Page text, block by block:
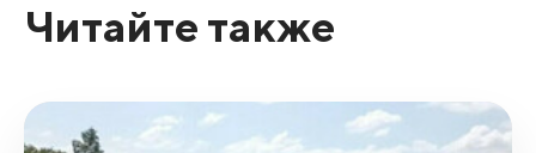
Читайте также